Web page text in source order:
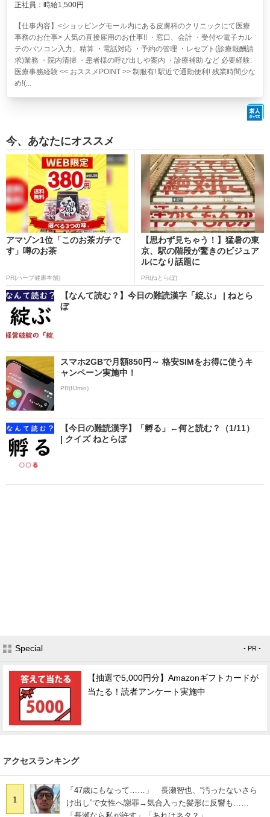
正社員：時給1,500円
【仕事内容】<ショッピングモール内にある皮膚科のクリニックにて医療
事務のお仕事> 人気の直接雇用のお仕事!! ・窓口、会計 ・受付や電子カル
テのパソコン入力、精算 ・電話対応 ・予約の管理 ・レセプト(診療報酬請
求)業務 ・院内清掃 ・患者様の呼び出しや案内 ・診療補助 など 必要経験:
医療事務経験 << おススメPOINT >> 制服有! 駅近で通勤便利! 残業時間少な
め!(...
今、あなたにオススメ
アマゾン1位「このお茶ガチで
す」噂のお茶
PR(ハーブ健康本舗)
【思わず見ちゃう！】猛暑の東
京、駅の階段が驚きのビジュア
ルになり話題に
PR(ねとらぼ)
【なんて読む？】今日の難読漢字「綻ぶ」 | ねとら
ぼ
スマホ2GBで月額850円～ 格安SIMをお得に使うキ
ャンペーン実施中！
PR(IIJmio)
【今日の難読漢字】「孵る」←何と読む？（1/11）
| クイズ ねとらぼ
Special - PR -
【抽選で5,000円分】Amazonギフトカードが
当たる！読者アンケート実施中
アクセスランキング
1
「47歳にもなって……」 長瀬智也、“汚ったないさら
け出し”で女性へ謝罪→気合入った髪形に反響も……